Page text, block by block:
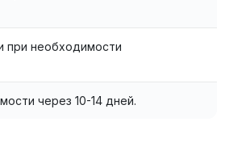
при необходимости
через 10-14 дней.